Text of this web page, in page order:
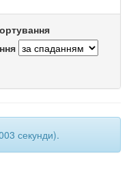
секунди).